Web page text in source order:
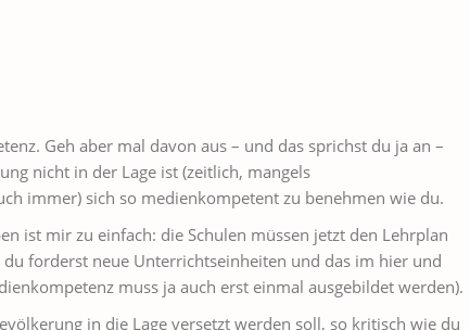
Geh aber mal davon aus – und das sprichst du ja an –
nicht in der Lage ist (zeitlich, mangels
immer) sich so medienkompetent zu benehmen wie du.
ist mir zu einfach: die Schulen müssen jetzt den Lehrplan
forderst neue Unterrichtseinheiten und das im hier und
muss ja auch erst einmal ausgebildet werden).
in die Lage versetzt werden soll, so kritisch wie du